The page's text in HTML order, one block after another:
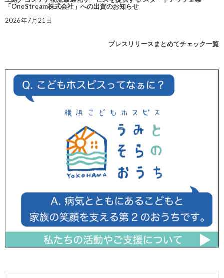
「OneStream株式会社」への出資のお知らせ
2026年7月21日
プレスリリースまとめてチェック一覧